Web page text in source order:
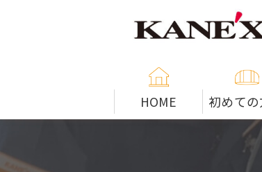
米子市の解体工事
HOME 初めて